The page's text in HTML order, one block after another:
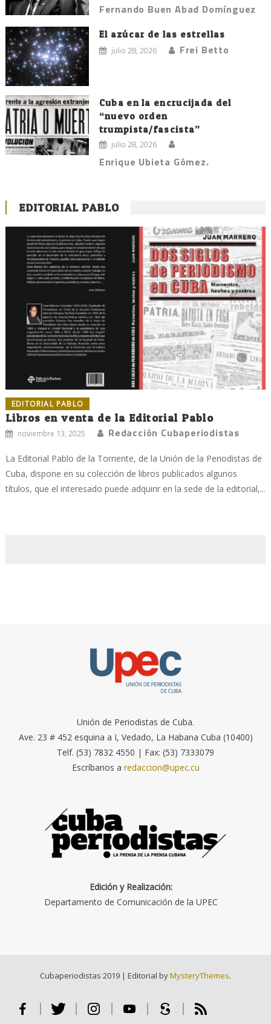
Fernando Buen Abad Domínguez
El azúcar de las estrellas
julio 28, 2026 Frei Betto
Cuba en la encrucijada del
“nuevo orden
trumpista/fascista”
julio 28, 2026
Enrique Ubieta Gómez.
EDITORIAL PABLO
EDITORIAL PABLO
Libros en venta de la Editorial Pablo
noviembre 13, 2025 Redacción Cubaperiodistas
La Editorial Pablo de la Torriente, de la Unión de la Periodistas de
Cuba, dispone en su colección de libros publicados algunos
títulos, que el interesado puede adquirir en la sede de la editorial,...
Unión de Periodistas de Cuba.
Ave. 23 # 452 esquina a I, Vedado, La Habana Cuba (10400)
Telf. (53) 7832 4550 | Fax: (53) 7333079
Escríbanos a redaccion@upec.cu
Edición y Realización:
Departamento de Comunicación de la UPEC
Cubaperiodistas 2019 | Editorial byMysteryThemes.